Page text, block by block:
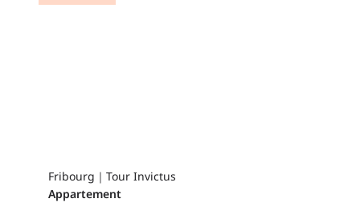
Fribourg｜Tour Invictus
Appartement